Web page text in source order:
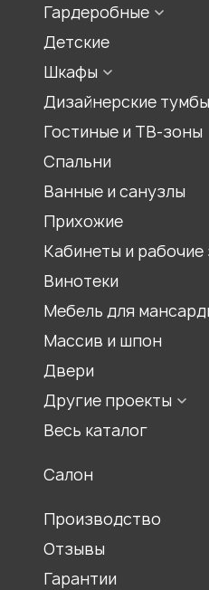
Стили кухонь
Конфигурации кухонь
Материалы для кухонь
Гардеробные
Встроенная гардеробная
Гардеробная комната
Детские
Шкафы
Шкаф для прихожей
Шкаф-купе
Шкаф под лестницей
Шкаф гармошка
Шкаф на балкон
Встроенный шкаф
Шкаф для спальни
Шкаф для гостиной
Дизайнерские тумбы
Гостиные и ТВ-зоны
Спальни
Ванные и санузлы
Прихожие
Кабинеты и рабочие
Винотеки
Мебель для
Массив и шпон
Двери
Другие проекты
Мебель для храмов
Столы обеденные
Весь каталог
Салон
Производство
Отзывы
Гарантии